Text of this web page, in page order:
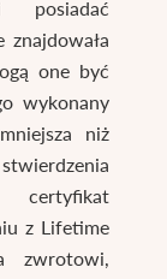
posiadać
one być
wykonany
niż
certyfikat
z Lifetime
zwrotowi,